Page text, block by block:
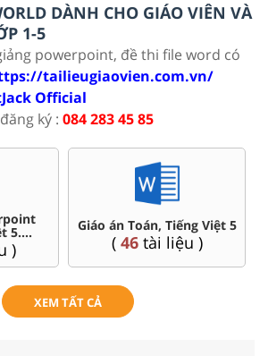
DÀNH CHO GIÁO VIÊN VÀ
1-5
powerpoint, đề thi file word có
tailieugiaovien.com.vn/
Official
ký : 084 283 45 85
đề dạy thêm Toán,
Tiếng Việt ...5
tài liệu )
Ôn thi vào 6
XEM TẤT CẢ